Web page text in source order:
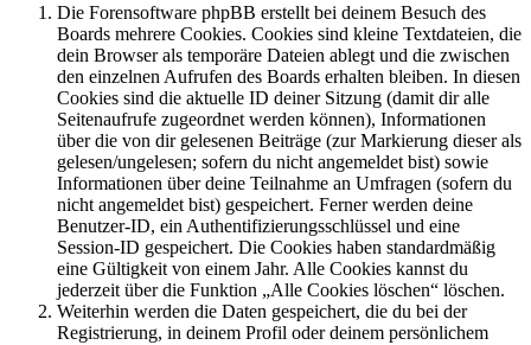
Die Forensoftware phpBB erstellt bei deinem Besuch des
Boards mehrere Cookies. Cookies sind kleine Textdateien, die
dein Browser als temporäre Dateien ablegt und die zwischen
den einzelnen Aufrufen des Boards erhalten bleiben. In diesen
Cookies sind die aktuelle ID deiner Sitzung (damit dir alle
Seitenaufrufe zugeordnet werden können), Informationen
über die von dir gelesenen Beiträge (zur Markierung dieser als
gelesen/ungelesen; sofern du nicht angemeldet bist) sowie
Informationen über deine Teilnahme an Umfragen (sofern du
nicht angemeldet bist) gespeichert. Ferner werden deine
Benutzer-ID, ein Authentifizierungsschlüssel und eine
Session-ID gespeichert. Die Cookies haben standardmäßig
eine Gültigkeit von einem Jahr. Alle Cookies kannst du
jederzeit über die Funktion „Alle Cookies löschen“ löschen.
Weiterhin werden die Daten gespeichert, die du bei der
Registrierung, in deinem Profil oder deinem persönlichem